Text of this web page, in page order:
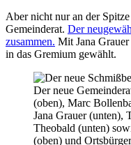
Aber nicht nur an der
Gemeinderat. Der
zusammen. Mit Jana
in das Gremium gewählt.
Der neue
(oben), Marc
Jana Grauer (unten),
Theobald (unten)
(oben) und